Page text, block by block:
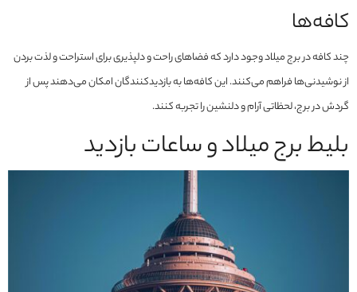
کافه‌ها
چند کافه در برج میلاد وجود دارد که فضاهای راحت و دلپذیری برای استراحت و لذت بردن
از نوشیدنی‌ها فراهم می‌کنند. این کافه‌ها به بازدیدکنندگان امکان می‌دهند پس از
گردش در برج، لحظاتی آرام و دلنشین را تجربه کنند.
بلیط برج میلاد و ساعات بازدید